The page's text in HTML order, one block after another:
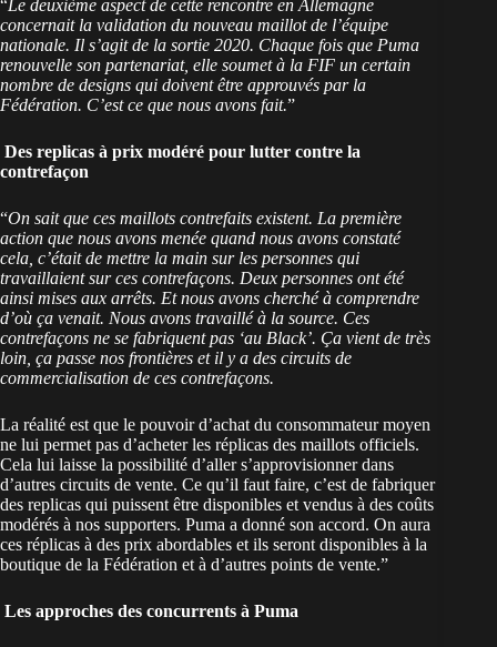
“Le deuxième aspect de cette rencontre en Allemagne
concernait la validation du nouveau maillot de l’équipe
nationale. Il s’agit de la sortie 2020. Chaque fois que Puma
renouvelle son partenariat, elle soumet à la FIF un certain
nombre de designs qui doivent être approuvés par la
Fédération. C’est ce que nous avons fait.”
Des replicas à prix modéré pour lutter contre la
contrefaçon
“On sait que ces maillots contrefaits existent. La première
action que nous avons menée quand nous avons constaté
cela, c’était de mettre la main sur les personnes qui
travaillaient sur ces contrefaçons. Deux personnes ont été
ainsi mises aux arrêts. Et nous avons cherché à comprendre
d’où ça venait. Nous avons travaillé à la source. Ces
contrefaçons ne se fabriquent pas ‘au Black’. Ça vient de très
loin, ça passe nos frontières et il y a des circuits de
commercialisation de ces contrefaçons.
La réalité est que le pouvoir d’achat du consommateur moyen
ne lui permet pas d’acheter les réplicas des maillots officiels.
Cela lui laisse la possibilité d’aller s’approvisionner dans
d’autres circuits de vente. Ce qu’il faut faire, c’est de fabriquer
des replicas qui puissent être disponibles et vendus à des coûts
modérés à nos supporters. Puma a donné son accord. On aura
ces réplicas à des prix abordables et ils seront disponibles à la
boutique de la Fédération et à d’autres points de vente.”
Les approches des concurrents à Puma